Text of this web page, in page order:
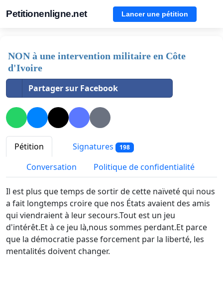
Petitionenligne.net Lancer une pétition
NON à une intervention militaire en Côte
d'Ivoire
Partager sur Facebook
Pétition Signatures 198
Conversation Politique de confidentialité
Il est plus que temps de sortir de cette naïveté qui nous
a fait longtemps croire que nos États avaient des amis
qui viendraient à leur secours.Tout est un jeu
d'intérêt.Et à ce jeu là,nous sommes perdant.Et parce
que la démocratie passe forcement par la liberté, les
mentalités doivent changer.